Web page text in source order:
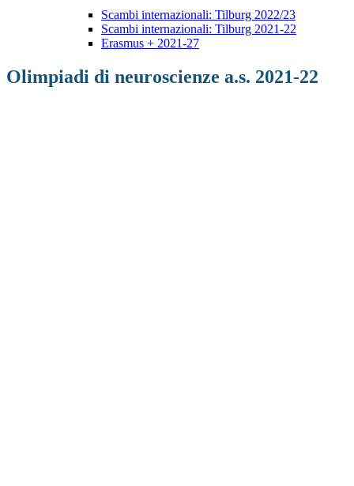
Scambi internazionali: Tilburg 2022/23
Scambi internazionali: Tilburg 2021-22
Erasmus + 2021-27
Olimpiadi di neuroscienze a.s. 2021-22